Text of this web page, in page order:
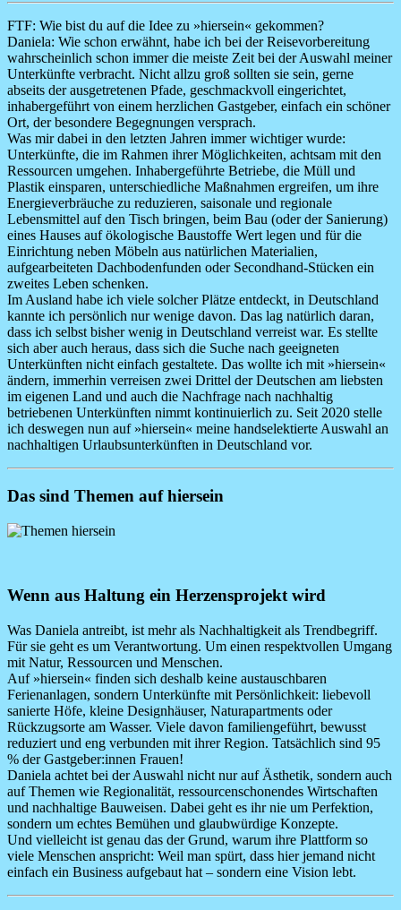
FTF: Wie bist du auf die Idee zu »hiersein« gekommen?
Daniela: Wie schon erwähnt, habe ich bei der Reisevorbereitung
wahrscheinlich schon immer die meiste Zeit bei der Auswahl meiner
Unterkünfte verbracht. Nicht allzu groß sollten sie sein, gerne
abseits der ausgetretenen Pfade, geschmackvoll eingerichtet,
inhabergeführt von einem herzlichen Gastgeber, einfach ein schöner
Ort, der besondere Begegnungen versprach.
Was mir dabei in den letzten Jahren immer wichtiger wurde:
Unterkünfte, die im Rahmen ihrer Möglichkeiten, achtsam mit den
Ressourcen umgehen. Inhabergeführte Betriebe, die Müll und
Plastik einsparen, unterschiedliche Maßnahmen ergreifen, um ihre
Energieverbräuche zu reduzieren, saisonale und regionale
Lebensmittel auf den Tisch bringen, beim Bau (oder der Sanierung)
eines Hauses auf ökologische Baustoffe Wert legen und für die
Einrichtung neben Möbeln aus natürlichen Materialien,
aufgearbeiteten Dachbodenfunden oder Secondhand-Stücken ein
zweites Leben schenken.
Im Ausland habe ich viele solcher Plätze entdeckt, in Deutschland
kannte ich persönlich nur wenige davon. Das lag natürlich daran,
dass ich selbst bisher wenig in Deutschland verreist war. Es stellte
sich aber auch heraus, dass sich die Suche nach geeigneten
Unterkünften nicht einfach gestaltete. Das wollte ich mit »hiersein«
ändern, immerhin verreisen zwei Drittel der Deutschen am liebsten
im eigenen Land und auch die Nachfrage nach nachhaltig
betriebenen Unterkünften nimmt kontinuierlich zu. Seit 2020 stelle
ich deswegen nun auf »hiersein« meine handselektierte Auswahl an
nachhaltigen Urlaubsunterkünften in Deutschland vor.
Das sind Themen auf hiersein
Image
Wenn aus Haltung ein Herzensprojekt wird
Was Daniela antreibt, ist mehr als Nachhaltigkeit als Trendbegriff.
Für sie geht es um Verantwortung. Um einen respektvollen Umgang
mit Natur, Ressourcen und Menschen.
Auf »hiersein« finden sich deshalb keine austauschbaren
Ferienanlagen, sondern Unterkünfte mit Persönlichkeit: liebevoll
sanierte Höfe, kleine Designhäuser, Naturapartments oder
Rückzugsorte am Wasser. Viele davon familiengeführt, bewusst
reduziert und eng verbunden mit ihrer Region. Tatsächlich sind 95
% der Gastgeber:innen Frauen!
Daniela achtet bei der Auswahl nicht nur auf Ästhetik, sondern auch
auf Themen wie Regionalität, ressourcenschonendes Wirtschaften
und nachhaltige Bauweisen. Dabei geht es ihr nie um Perfektion,
sondern um echtes Bemühen und glaubwürdige Konzepte.
Und vielleicht ist genau das der Grund, warum ihre Plattform so
viele Menschen anspricht: Weil man spürt, dass hier jemand nicht
einfach ein Business aufgebaut hat – sondern eine Vision lebt.